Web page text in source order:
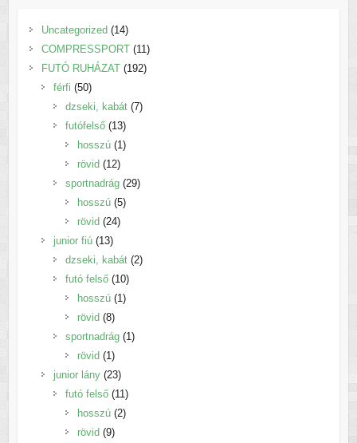
Uncategorized 1414
termék
COMPRESSPORT 11 11
termék
FUTÓ RUHÁZAT 192192
férfi 5050
termék
dzseki, kabát 77
futófelső 1313
termék
hosszú 1 1
rövid 1212
termék
sportnadrág 2929
hosszú 55
rövid 2424
junior fiú 1313
termék
dzseki, kabát 22
futó felső 1010
termék
hosszú 1 1
rövid 88
termék
sportnadrág 1 1
rövid 1 1
termék
junior lány 2323
termék
futó felső 11 11
termék
hosszú 22
rövid 99